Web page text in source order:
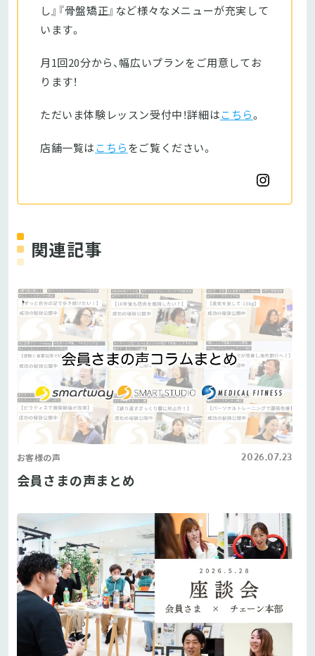
し』『骨盤矯正』など様々なメニューが充実して
います。
月1回20分から、幅広いプランをご用意してお
ります！
ただいま体験レッスン受付中！詳細はこちら。
店舗一覧はこちらをご覧ください。
関連記事
お客様の声 2026.07.23
会員さまの声まとめ